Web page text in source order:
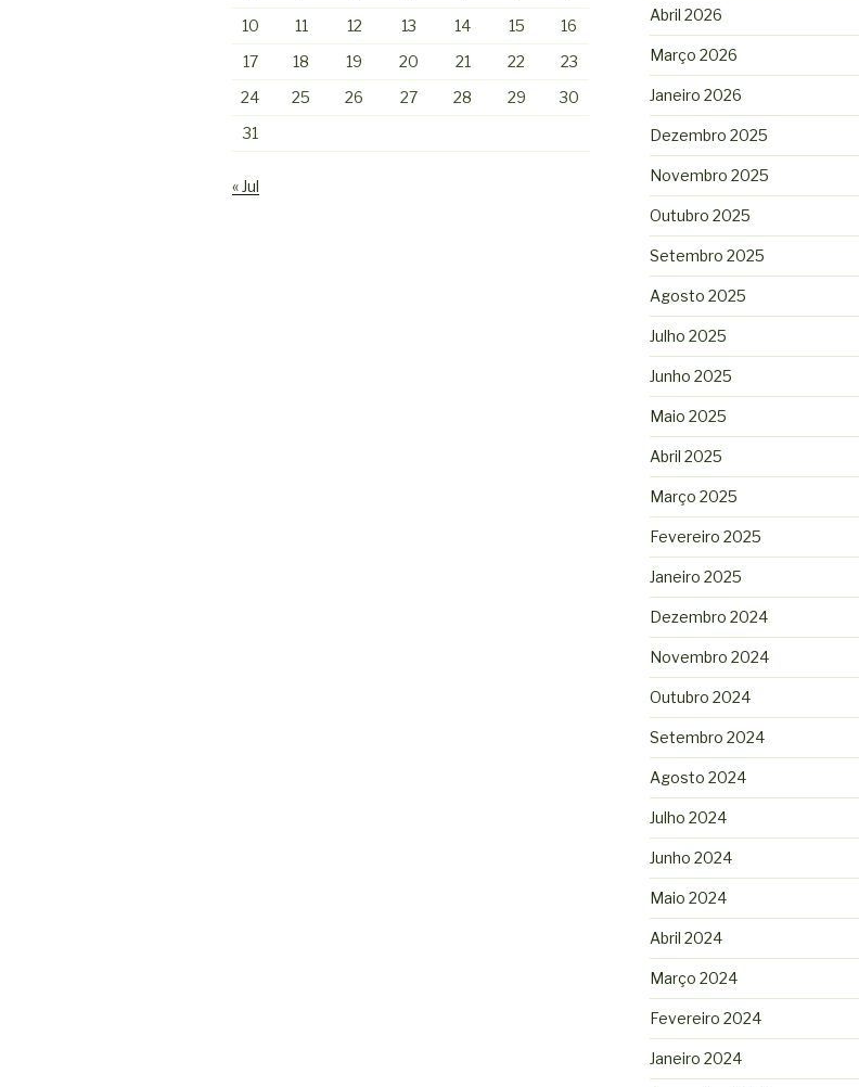
10
11 12 13 14 15
16
17
18 19 20 21 22
23
24
25 26 27 28 29
30
31
« Jul
Abril 2026
Março 2026
Janeiro 2026
Dezembro 2025
Novembro 2025
Outubro 2025
Setembro 2025
Agosto 2025
Julho 2025
Junho 2025
Maio 2025
Abril 2025
Março 2025
Fevereiro 2025
Janeiro 2025
Dezembro 2024
Novembro 2024
Outubro 2024
Setembro 2024
Agosto 2024
Julho 2024
Junho 2024
Maio 2024
Abril 2024
Março 2024
Fevereiro 2024
Janeiro 2024